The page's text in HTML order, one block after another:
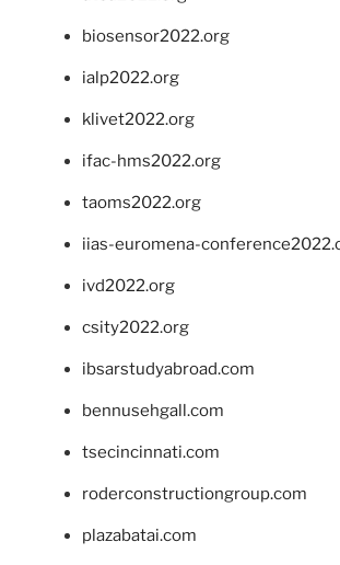
biosensor2022.org
ialp2022.org
klivet2022.org
ifac-hms2022.org
taoms2022.org
iias-euromena-
ivd2022.org
csity2022.org
ibsarstudyabroad.com
bennusehgall.com
tsecincinnati.com
roderconstructiongroup.com
plazabatai.com